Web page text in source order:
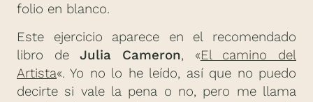
folio en blanco.
Este ejercicio aparece en el recomendado
libro deJulia Cameron, «El camino del
Artista«. Yo no lo he leído, así que no puedo
decirte si vale la pena o no, pero me llama